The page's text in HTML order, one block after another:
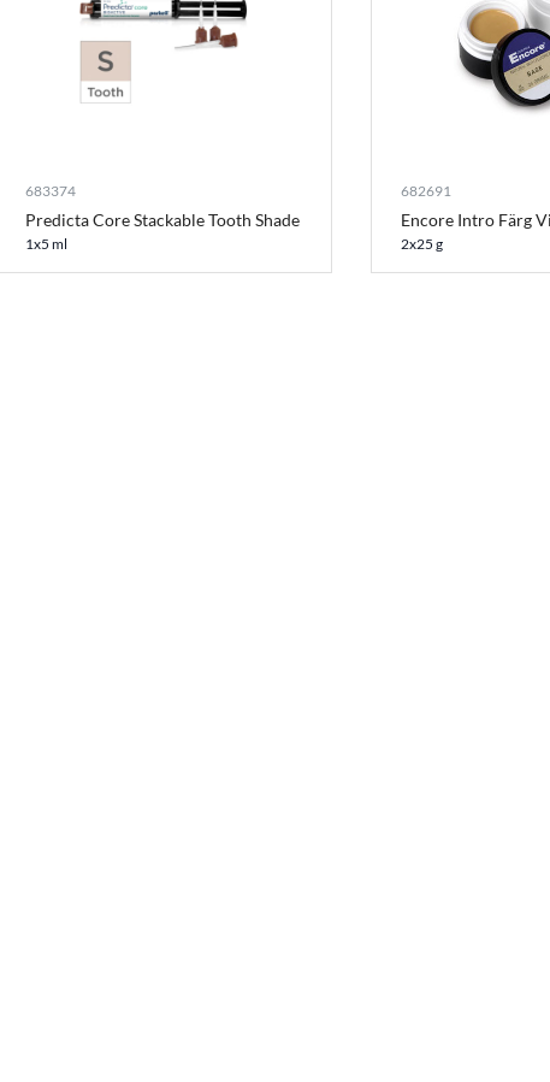
683374
Predicta Core Stackable Tooth Shade
1x5 ml
682691
Encore Intro Färg
2x25 g